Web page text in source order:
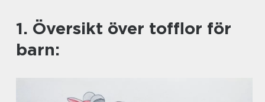
1. Översikt över tofflor för
barn: